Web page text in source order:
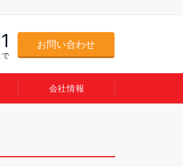
で
お問い合わせ
会社情報